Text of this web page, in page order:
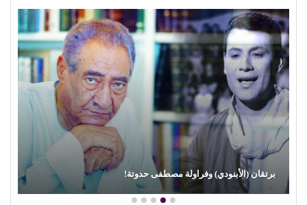
محمود عطية يكتب: سوق (الترند) واللحم الرخيص!